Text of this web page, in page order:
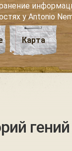
у Antonio
Карта